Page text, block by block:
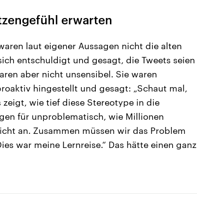
erwarten
laut eigener Aussagen nicht die alten
entschuldigt und gesagt, die Tweets seien
aber nicht unsensibel. Sie waren
hingestellt und gesagt: „Schaut mal,
wie tief diese Stereotype in die
für unproblematisch, wie Millionen
an. Zusammen müssen wir das Problem
war meine Lernreise.“ Das hätte einen ganz